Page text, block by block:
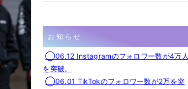
お知らせ
◯06.12 Instagramのフォロワー数が4万人
を突破。
◯06.01 TikTokのフォロワー数が2万を突